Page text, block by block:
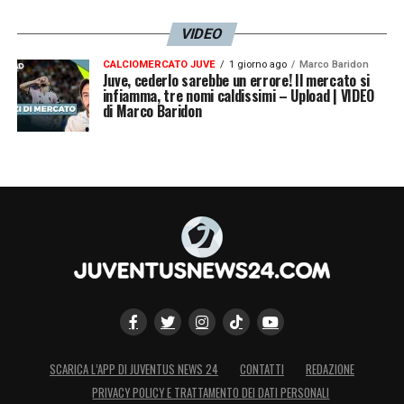
VIDEO
CALCIOMERCATO JUVE 1 giorno ago Marco Baridon
Juve, cederlo sarebbe un errore! Il mercato si
infiamma, tre nomi caldissimi – Upload | VIDEO
di Marco Baridon
SCARICA L’APP DI JUVENTUS NEWS 24 CONTATTI
REDAZIONE
PRIVACY POLICY E TRATTAMENTO DEI DATI PERSONALI